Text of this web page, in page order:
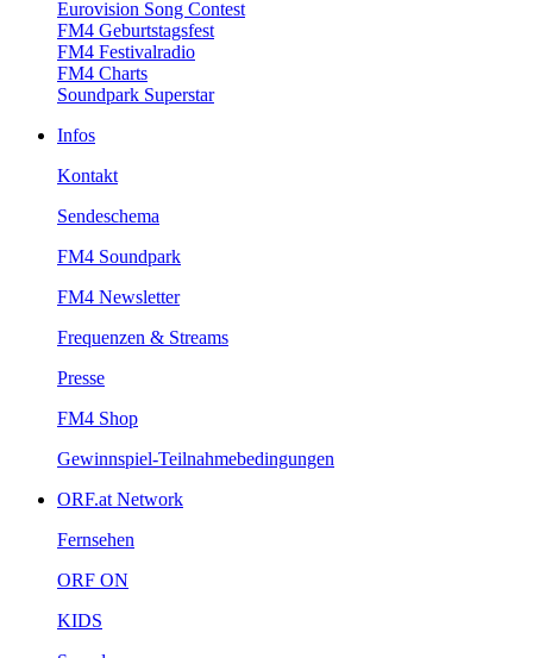
EurovisionSongContest
FM4Geburtstagsfest
FM4Festivalradio
FM4Charts
SoundparkSuperstar
Infos
Kontakt
Sendeschema
FM4Soundpark
FM4Newsletter
Frequenzen&Streams
Presse
FM4Shop
Gewinnspiel-Teilnahmebedingungen
ORF.atNetwork
Fernsehen
ORFON
KIDS